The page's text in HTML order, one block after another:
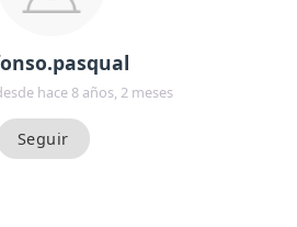
hace 8 años, 2 meses